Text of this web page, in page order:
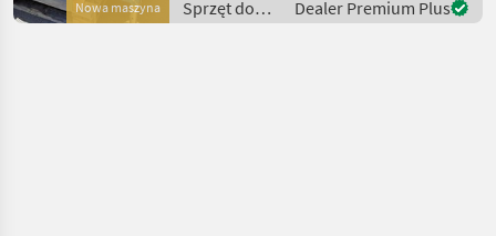
Nowa maszyna
hydraulicznym przesuwem
Sprzęt do
siewu /
Dealer Premium Plus